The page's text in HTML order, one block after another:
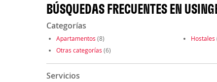
BÚSQUEDAS FRECUENTES EN
Categorías
Apartamentos (8) Hostales
Otras categorías (6)
Servicios